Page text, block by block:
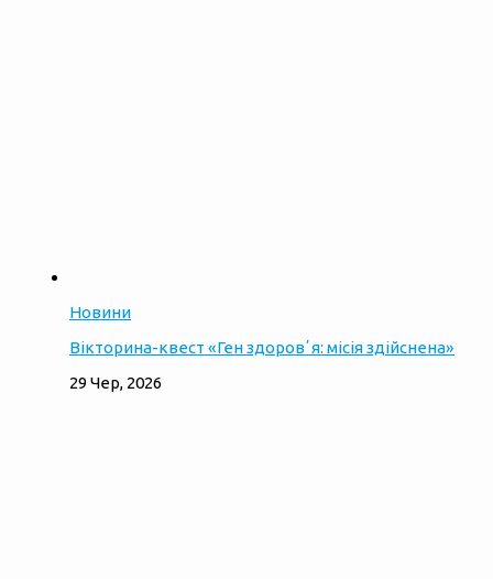
Новини
Вікторина-квест «Ген здоровʼя: місія здійснена»
29 Чер, 2026